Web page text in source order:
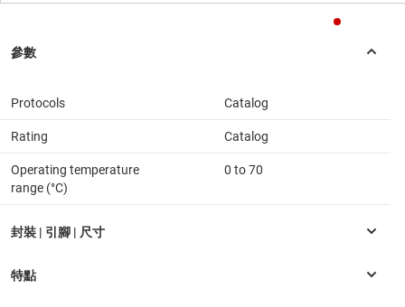
Protocols Catalog
Rating Catalog
Operating temperature
range (°C)
0 to 70